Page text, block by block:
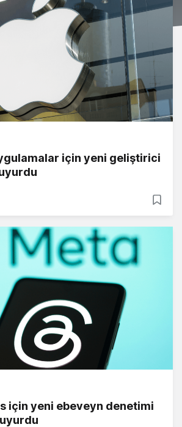
için yeni geliştirici
için yeni ebeveyn denetimi